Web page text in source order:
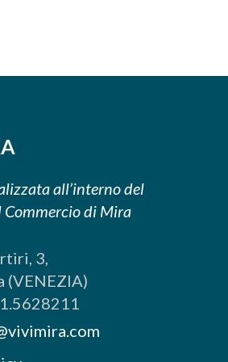
all’interno del
di Mira
3,
(VENEZIA)